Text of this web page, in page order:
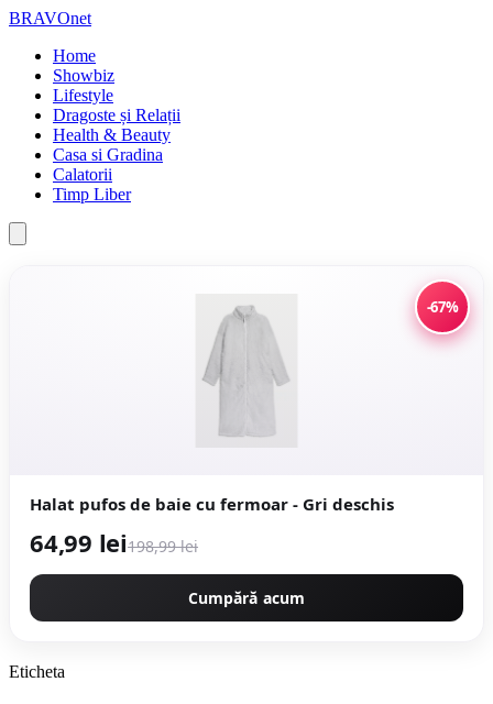
BRAVOnet
Home
Showbiz
Lifestyle
Dragoste și Relații
Health & Beauty
Casa si Gradina
Calatorii
Timp Liber
-67%
Halat pufos de baie cu fermoar - Gri deschis
64,99 lei198,99 lei
Cumpără acum
Eticheta